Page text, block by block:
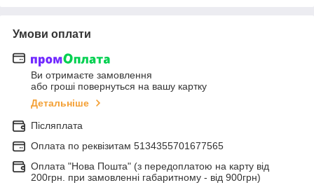
Умови оплати
Ви отримаєте замовлення
або гроші повернуться на вашу картку
Детальніше
Післяплата
Оплата по реквiзитам 5134355701677565
Оплата "Нова Пошта" (з передоплатою на карту від
200грн. при замовленні габаритному - від 900грн)